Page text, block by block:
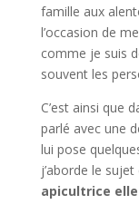
famille aux
l’occasion de
comme je suis
souvent les
C’est ainsi que
parlé avec une
lui pose
j’aborde le sujet
apicultrice